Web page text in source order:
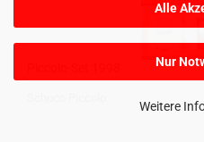
Alle
Nur
Weitere